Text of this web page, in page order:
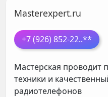
Masterexpert.ru
+7 (926) 852-22..**
Мастерская проводит
техники и
радиотелефонов